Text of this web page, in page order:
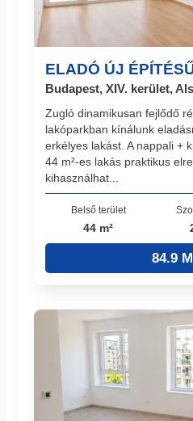
ELADÓ ÚJ
Budapest, XIV. kerület,
Zugló dinamikusan fejlődő
lakóparkban kínálunk
erkélyes lakást. A nappali +
44 m²-es lakás praktikus
kihasználhat...
Belső terület
44 m²
84.9